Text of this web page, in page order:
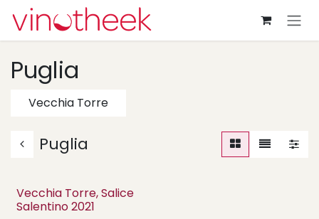
Overslaan naar inhoud
Puglia
Vecchia Torre
Puglia
Vecchia Torre, Salice
Salentino 2021